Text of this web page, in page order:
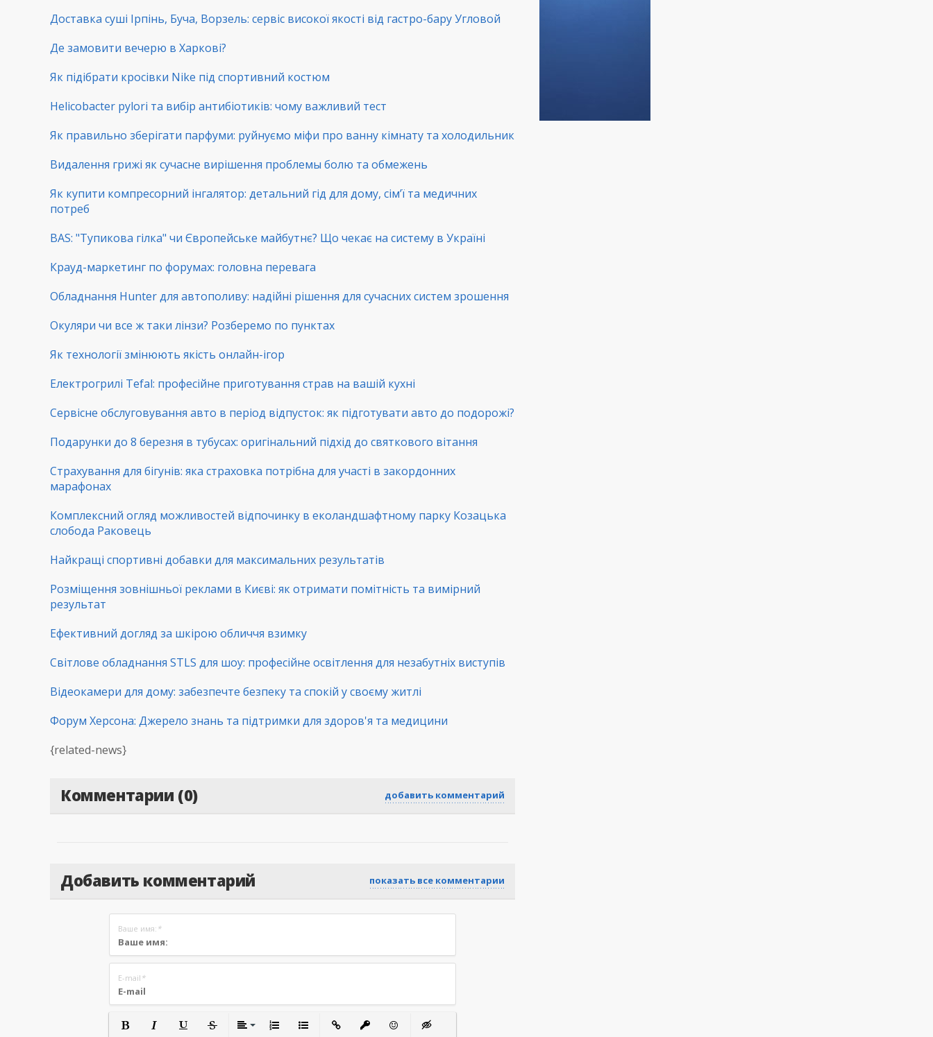
Доставка суші Ірпінь, Буча, Ворзель: сервіс високої якості від гастро-бару Угловой
Де замовити вечерю в Харкові?
Як підібрати кросівки Nike під спортивний костюм
Helicobacter pylori та вибір антибіотиків: чому важливий тест
Як правильно зберігати парфуми: руйнуємо міфи про ванну кімнату та холодильник
Видалення грижі як сучасне вирішення проблемы болю та обмежень
Як купити компресорний інгалятор: детальний гід для дому, сім’ї та медичних
потреб
BAS: "Тупикова гілка" чи Європейське майбутнє? Що чекає на систему в Україні
Крауд-маркетинг по форумах: головна перевага
Обладнання Hunter для автополиву: надійні рішення для сучасних систем зрошення
Окуляри чи все ж таки лінзи? Розберемо по пунктах
Як технології змінюють якість онлайн-ігор
Електрогрилі Tefal: професійне приготування страв на вашій кухні
Сервісне обслуговування авто в період відпусток: як підготувати авто до подорожі?
Подарунки до 8 березня в тубусах: оригінальний підхід до святкового вітання
Страхування для бігунів: яка страховка потрібна для участі в закордонних
марафонах
Комплексний огляд можливостей відпочинку в еколандшафтному парку Козацька
слобода Раковець
Найкращі спортивні добавки для максимальних результатів
Розміщення зовнішньої реклами в Києві: як отримати помітність та вимірний
результат
Ефективний догляд за шкірою обличчя взимку
Світлове обладнання STLS для шоу: професійне освітлення для незабутніх виступів
Відеокамери для дому: забезпечте безпеку та спокій у своєму житлі
Форум Херсона: Джерело знань та підтримки для здоров'я та медицини
{related-news}
Комментарии (0) добавить комментарий
Добавить комментарий показать все комментарии
Ваше имя: *
E-mail *